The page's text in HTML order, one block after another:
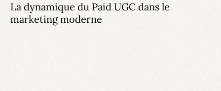
La dynamique du Paid UGC dans le
marketing moderne